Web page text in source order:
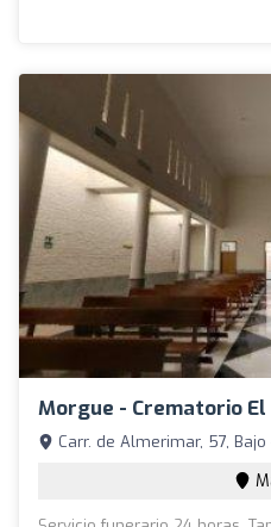
Morgue - Crematorio El
Carr. de Almerimar, 57,